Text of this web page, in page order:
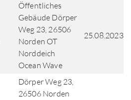
Öffentliches
Gebäude Dörper
Weg 23, 26506
Norden OT
Norddeich
Ocean Wave
25.08.2023
Dörper Weg 23,
26506 Norden